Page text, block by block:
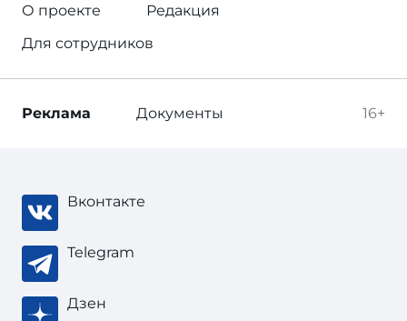
О проекте
Редакция
Для сотрудников
16+
Реклама Документы
Вконтакте
Telegram
Дзен